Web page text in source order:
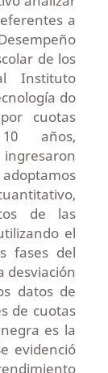
a
de los
Instituto
do
cuotas
años,
adoptamos
de las
el
fases del
desviación
datos de
de cuotas
es la
evidenció